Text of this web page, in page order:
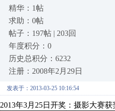
精华：1帖
求助：0帖
帖子：197帖 | 203回
年度积分：0
历史总积分：6232
注册：2008年2月29日
发表于：2013-03-25 10:16:54
2013年3月25日开奖：摄影大赛获